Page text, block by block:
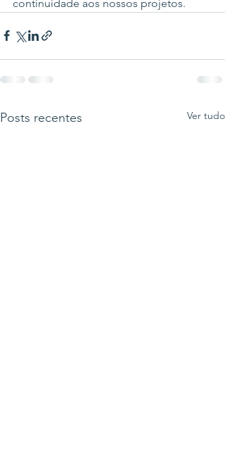
continuidade aos nossos projetos.
Posts recentes Ver tudo